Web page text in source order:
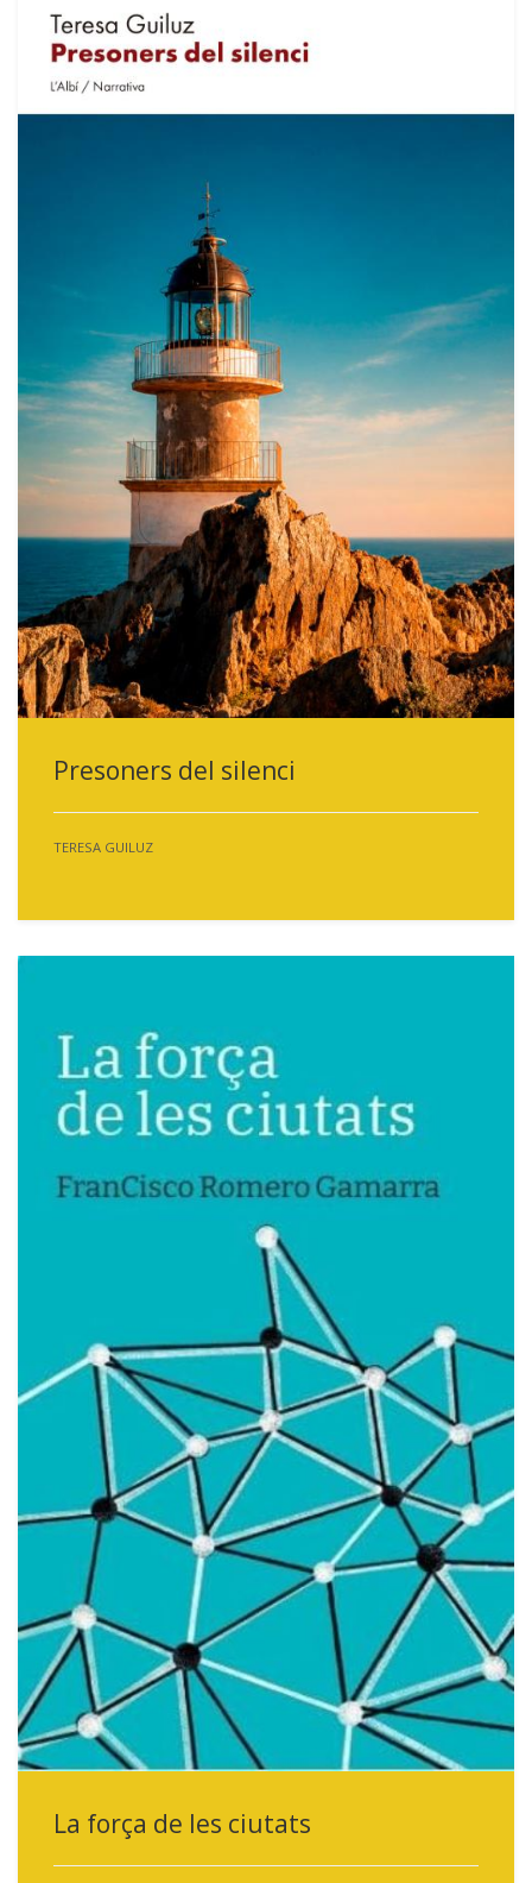
Presoners del silenci
TERESA GUILUZ
La força de les ciutats